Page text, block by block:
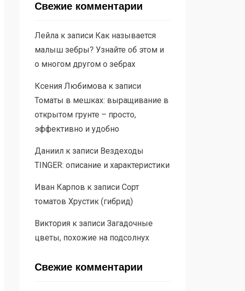
Свежие комментарии
Лейлак записи Как называется
малыш зебры? Узнайте об этом и
о многом другом о зебрах
Ксения Любимовак записи
Томаты в мешках: выращивание в
открытом грунте – просто,
эффективно и удобно
Даниилк записи Вездеходы
TINGER: описание и характеристики
Иван Карпов к записи Сорт
томатов Хрустик (гибрид)
Викторияк записи Загадочные
цветы, похожие на подсолнух
Свежие комментарии